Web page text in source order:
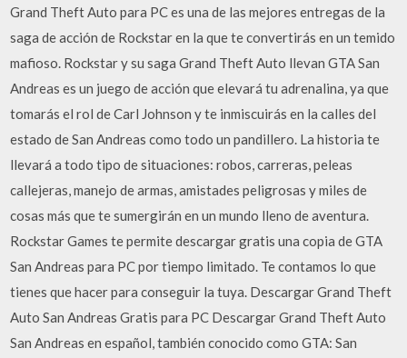
Grand Theft Auto para PC es una de las mejores entregas de la
saga de acción de Rockstar en la que te convertirás en un temido
mafioso. Rockstar y su saga Grand Theft Auto llevan GTA San
Andreas es un juego de acción que elevará tu adrenalina, ya que
tomarás el rol de Carl Johnson y te inmiscuirás en la calles del
estado de San Andreas como todo un pandillero. La historia te
llevará a todo tipo de situaciones: robos, carreras, peleas
callejeras, manejo de armas, amistades peligrosas y miles de
cosas más que te sumergirán en un mundo lleno de aventura.
Rockstar Games te permite descargar gratis una copia de GTA
San Andreas para PC por tiempo limitado. Te contamos lo que
tienes que hacer para conseguir la tuya. Descargar Grand Theft
Auto San Andreas Gratis para PC Descargar Grand Theft Auto
San Andreas en español, también conocido como GTA: San